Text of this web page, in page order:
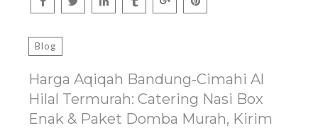
Blog
Harga Aqiqah Bandung-Cimahi Al
Hilal Termurah: Catering Nasi Box
Enak & Paket Domba Murah, Kirim